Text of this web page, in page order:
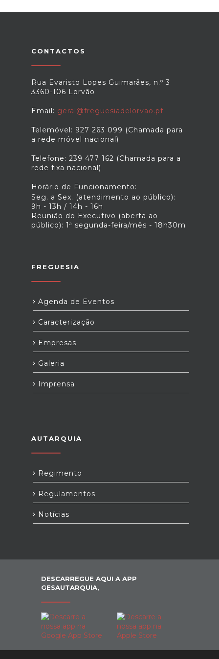
CONTACTOS
Rua Evaristo Lopes Guimarães, n.º 3
3360-106 Lorvão
Email: geral@freguesiadelorvao.pt
Telemóvel: 927 263 099 (Chamada para
a rede móvel nacional)
Telefone: 239 477 162 (Chamada para a
rede fixa nacional)
Horário de Funcionamento:
Seg. a Sex. (atendimento ao público):
9h - 13h / 14h - 16h
Reunião do Executivo (aberta ao
público): 1ª segunda-feira/mês - 18h30m
FREGUESIA
Agenda de Eventos
Caracterização
Empresas
Galeria
Imprensa
AUTARQUIA
Regimento
Regulamentos
Notícias
DESCARREGUE AQUI A APP
GESAUTARQUIA,